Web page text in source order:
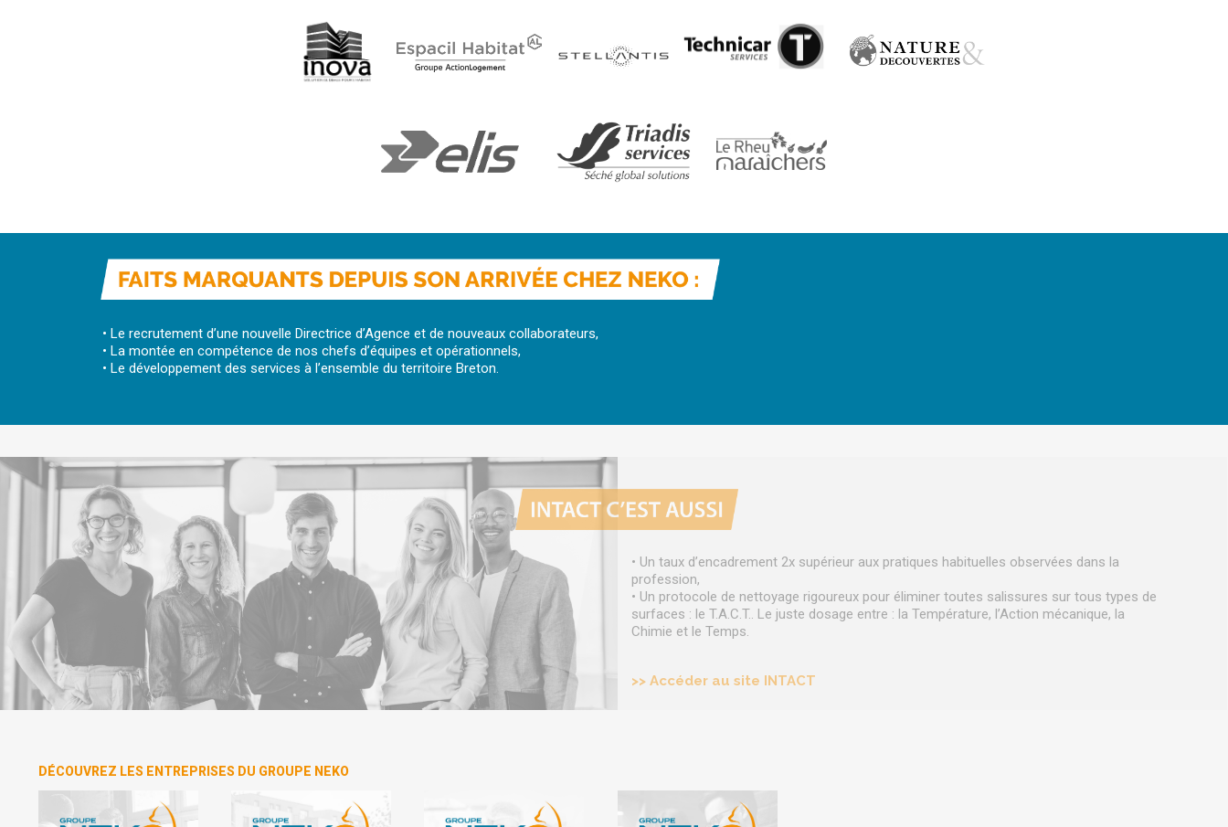
• Le recrutement d’une nouvelle Directrice d’Agence et de nouveaux collaborateurs,
• La montée en compétence de nos chefs d’équipes et opérationnels,
• Le développement des services à l’ensemble du territoire Breton.
>> Accéder au site INTACT
• Un taux d’encadrement 2x supérieur aux pratiques habituelles observées dans la
profession,
• Un protocole de nettoyage rigoureux pour éliminer toutes salissures sur tous types de
surfaces : le T.A.C.T.. Le juste dosage entre : la Température, l’Action mécanique, la
Chimie et le Temps.
DÉCOUVREZ LES ENTREPRISES DU GROUPE NEKO